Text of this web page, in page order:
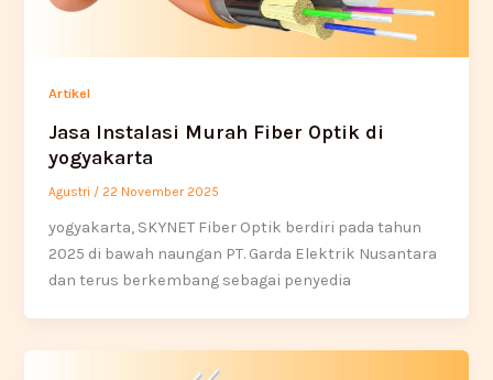
Artikel
Jasa Instalasi Murah Fiber Optik di
yogyakarta
Agustri / 22 November 2025
yogyakarta, SKYNET Fiber Optik berdiri pada tahun
2025 di bawah naungan PT. Garda Elektrik Nusantara
dan terus berkembang sebagai penyedia